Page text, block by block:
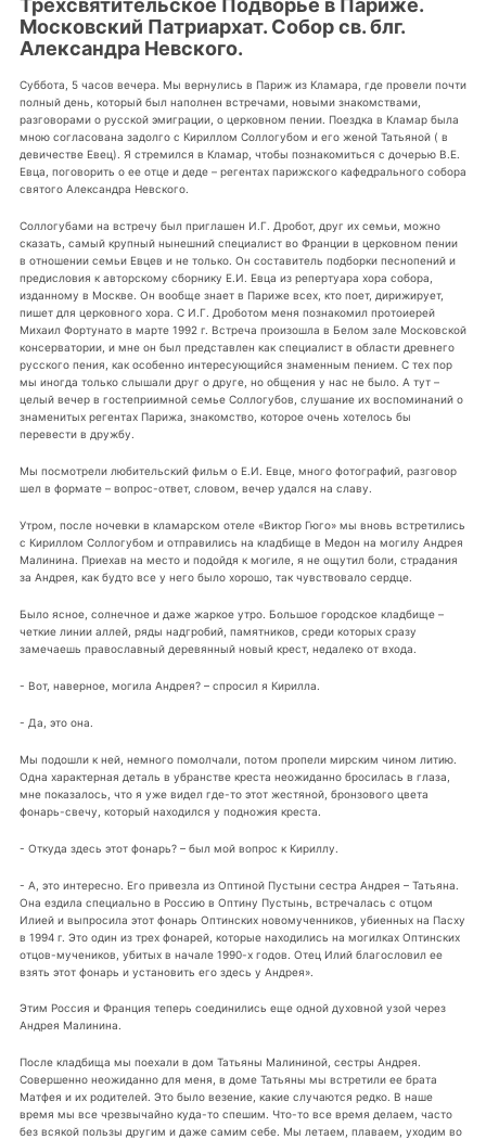
Трехсвятительское Подворье в Париже.
Московский Патриархат. Собор св. блг.
Александра Невского.
Суббота, 5 часов вечера. Мы вернулись в Париж из Кламара, где провели почти
полный день, который был наполнен встречами, новыми знакомствами,
разговорами о русской эмиграции, о церковном пении. Поездка в Кламар была
мною согласована задолго с Кириллом Соллогубом и его женой Татьяной ( в
девичестве Евец). Я стремился в Кламар, чтобы познакомиться с дочерью В.Е.
Евца, поговорить о ее отце и деде – регентах парижского кафедрального собора
святого Александра Невского.
Соллогубами на встречу был приглашен И.Г. Дробот, друг их семьи, можно
сказать, самый крупный нынешний специалист во Франции в церковном пении
в отношении семьи Евцев и не только. Он составитель подборки песнопений и
предисловия к авторскому сборнику Е.И. Евца из репертуара хора собора,
изданному в Москве. Он вообще знает в Париже всех, кто поет, дирижирует,
пишет для церковного хора. С И.Г. Дроботом меня познакомил протоиерей
Михаил Фортунато в марте 1992 г. Встреча произошла в Белом зале Московской
консерватории, и мне он был представлен как специалист в области древнего
русского пения, как особенно интересующийся знаменным пением. С тех пор
мы иногда только слышали друг о друге, но общения у нас не было. А тут –
целый вечер в гостеприимной семье Соллогубов, слушание их воспоминаний о
знаменитых регентах Парижа, знакомство, которое очень хотелось бы
перевести в дружбу.
Мы посмотрели любительский фильм о Е.И. Евце, много фотографий, разговор
шел в формате – вопрос-ответ, словом, вечер удался на славу.
Утром, после ночевки в кламарском отеле «Виктор Гюго» мы вновь встретились
с Кириллом Соллогубом и отправились на кладбище в Медон на могилу Андрея
Малинина. Приехав на место и подойдя к могиле, я не ощутил боли, страдания
за Андрея, как будто все у него было хорошо, так чувствовало сердце.
Было ясное, солнечное и даже жаркое утро. Большое городское кладбище –
четкие линии аллей, ряды надгробий, памятников, среди которых сразу
замечаешь православный деревянный новый крест, недалеко от входа.
- Вот, наверное, могила Андрея? – спросил я Кирилла.
- Да, это она.
Мы подошли к ней, немного помолчали, потом пропели мирским чином литию.
Одна характерная деталь в убранстве креста неожиданно бросилась в глаза,
мне показалось, что я уже видел где-то этот жестяной, бронзового цвета
фонарь-свечу, который находился у подножия креста.
- Откуда здесь этот фонарь? – был мой вопрос к Кириллу.
- А, это интересно. Его привезла из Оптиной Пустыни сестра Андрея – Татьяна.
Она ездила специально в Россию в Оптину Пустынь, встречалась с отцом
Илией и выпросила этот фонарь Оптинских новомученников, убиенных на Пасху
в 1994 г. Это один из трех фонарей, которые находились на могилках Оптинских
отцов-мучеников, убитых в начале 1990-х годов. Отец Илий благословил ее
взять этот фонарь и установить его здесь у Андрея».
Этим Россия и Франция теперь соединились еще одной духовной узой через
Андрея Малинина.
После кладбища мы поехали в дом Татьяны Малининой, сестры Андрея.
Совершенно неожиданно для меня, в доме Татьяны мы встретили ее брата
Матфея и их родителей. Это было везение, какие случаются редко. В наше
время мы все чрезвычайно куда-то спешим. Что-то все время делаем, часто
без всякой пользы другим и даже самим себе. Мы летаем, плаваем, уходим во